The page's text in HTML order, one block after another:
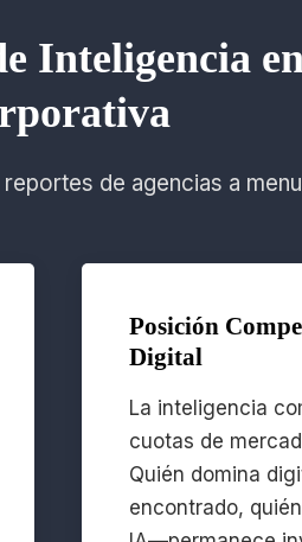
Inteligencia
de agencias a
Posición
Digital
La inteligencia
cuotas de
Quién domina
encontrado,